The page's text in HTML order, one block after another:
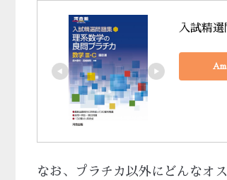
入試精
なお、プラチカ以外にどんなオ